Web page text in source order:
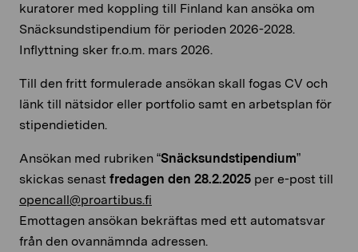
kuratorer med koppling till Finland kan ansöka om
Snäcksundstipendium för perioden 2026-2028.
Inflyttning sker fr.o.m. mars 2026.
Till den fritt formulerade ansökan skall fogas CV och
länk till nätsidor eller portfolio samt en arbetsplan för
stipendietiden.
Ansökan med rubriken “Snäcksundstipendium”
skickas senast fredagen den 28.2.2025 per e-post till
opencall@proartibus.fi
Emottagen ansökan bekräftas med ett automatsvar
från den ovannämnda adressen.